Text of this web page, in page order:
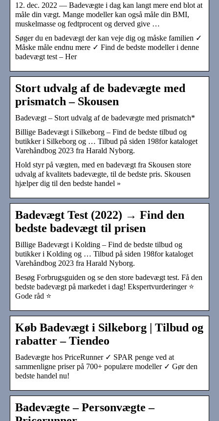
12. dec. 2022 — Badevægte i dag kan langt mere end blot at
måle din vægt. Mange modeller kan også måle din BMI,
muskelmasse og fedtprocent og derved give …
Søger du en badevægt der kan veje dig og måske familien ✓
Måske måle endnu mere ✓ Find de bedste modeller i denne
badevægt test – Her
Stort udvalg af de badevægte med
prismatch – Skousen
Badevægt – Stort udvalg af de badevægte med prismatch*
Billige Badevægt i Silkeborg – Find de bedste tilbud og
butikker i Silkeborg og … Tilbud på siden 198for kataloget
Varehåndbog 2023 fra Harald Nyborg.
Hold styr på vægten, med en badevægt fra Skousen store
udvalg af kvalitets badevægte, til de bedste pris. Skousen
hjælper dig til den bedste handel »
Badevægt Test (2022) → Find den
bedste badevægt til prisen
Billige Badevægt i Kolding – Find de bedste tilbud og
butikker i Kolding og … Tilbud på siden 198for kataloget
Varehåndbog 2023 fra Harald Nyborg.
Besøg Forbrugsguiden og se den store badevægt test. Få den
bedste badevægt på markedet i dag! Ekspertvurderinger ⭐
Gode råd ⭐
Køb Badevægt i Silkeborg | Tilbud og
rabatter – Tiendeo
Badevægte hos PriceRunner ✓ SPAR penge ved at
sammenligne priser på 700+ populære modeller ✓ Gør den
bedste handel nu!
Badevægte – Personvægte –